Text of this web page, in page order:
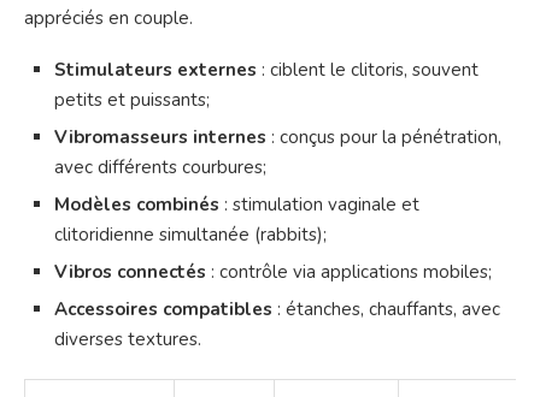
appréciés en couple.
Stimulateurs externes : ciblent le clitoris, souvent
petits et puissants;
Vibromasseurs internes : conçus pour la pénétration,
avec différents courbures;
Modèles combinés : stimulation vaginale et
clitoridienne simultanée (rabbits);
Vibros connectés : contrôle via applications mobiles;
Accessoires compatibles : étanches, chauffants, avec
diverses textures.